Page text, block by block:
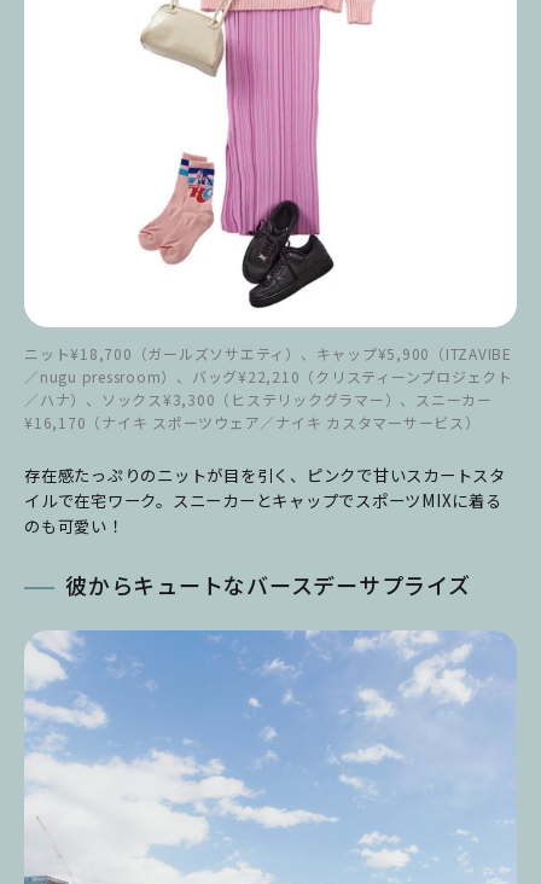
ニット¥18,700（ガールズソサエティ）、キャップ¥5,900（ITZAVIBE
／nugu pressroom）、バッグ¥22,210（クリスティーンプロジェクト
／ハナ）、ソックス¥3,300（ヒステリックグラマー）、スニーカー
¥16,170（ナイキ スポーツウェア／ナイキ カスタマーサービス）
存在感たっぷりのニットが目を引く、ピンクで甘いスカートスタ
イルで在宅ワーク。スニーカーとキャップでスポーツMIXに着る
のも可愛い！
彼からキュートなバースデーサプライズ